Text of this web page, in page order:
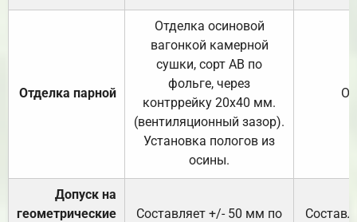
Отделка парной
Отделка осиновой
вагонкой камерной
сушки, сорт АВ по
фольге, через
контррейку 20х40 мм.
(вентиляционный зазор).
Установка пологов из
осины.
Допуск на
геометрические
Составляет +/- 50 мм по